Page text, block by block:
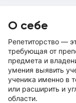
О себе
Репетиторство —
требующая от
предмета и
умения выявить
ученика именно в
или расширить и
области.